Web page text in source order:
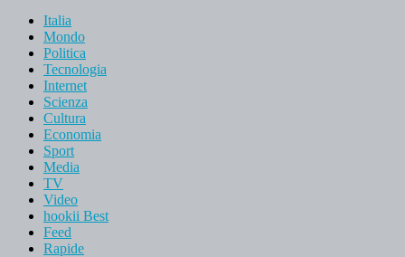
Italia
Mondo
Politica
Tecnologia
Internet
Scienza
Cultura
Economia
Sport
Media
TV
Video
hookii Best
Feed
Rapide